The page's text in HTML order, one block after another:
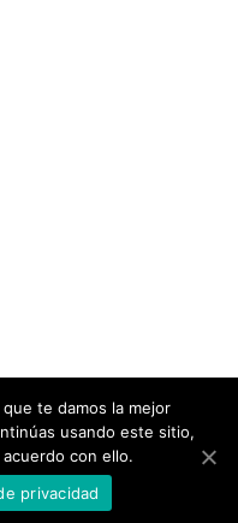
| Todos los derechos
te damos la mejor
usando este sitio,
con ello.
privacidad
WhatsApp
WhatsApp
WhatsApp
nosotros